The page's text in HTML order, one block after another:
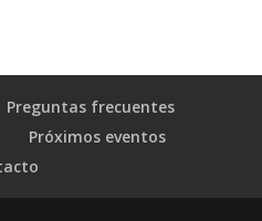
Preguntas frecuentes
Próximos eventos